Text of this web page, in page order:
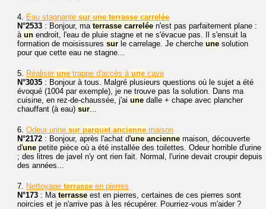
4. Eau stagnante sur une terrasse carrelée
N°2533 : Bonjour, ma terrasse carrelée n'est pas parfaitement plane :
à un endroit, l'eau de pluie stagne et ne s'évacue pas. Il s'ensuit la
formation de moisissures sur le carrelage. Je cherche une solution
pour que cette eau ne stagne...
5. Réaliser une trappe d'accès à une cave
N°3035 : Bonjour à tous. Malgré plusieurs questions où le sujet a été
évoqué (1004 par exemple), je ne trouve pas la solution. Dans ma
cuisine, en rez-de-chaussée, j'ai une dalle + chape avec plancher
chauffant (à eau) sur...
6. Odeur urine sur parquet ancienne maison
N°2172 : Bonjour, après l'achat d'une ancienne maison, découverte
d'une petite pièce où a été installée des toilettes. Odeur horrible d'urine
; des litres de javel n'y ont rien fait. Normal, l'urine devait croupir depuis
des années...
7. Nettoyage terrasse en pierres
N°173 : Ma terrasse est en pierres, certaines de ces pierres sont
noircies et je n'arrive pas à les récupérer. Pourriez-vous m'aider ?